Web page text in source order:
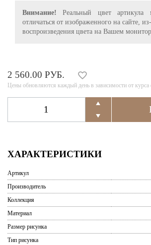
Внимание! Реальный цвет артикула
отличаться от изображенного на сайте,
воспроизведения цвета на Вашем
2 560.00 РУБ.
Цены обновляются каждый день в зависимости от курса
ХАРАКТЕРИСТИКИ
Артикул
Производитель
Коллекция
Материал
Размер рисунка
Тип рисунка